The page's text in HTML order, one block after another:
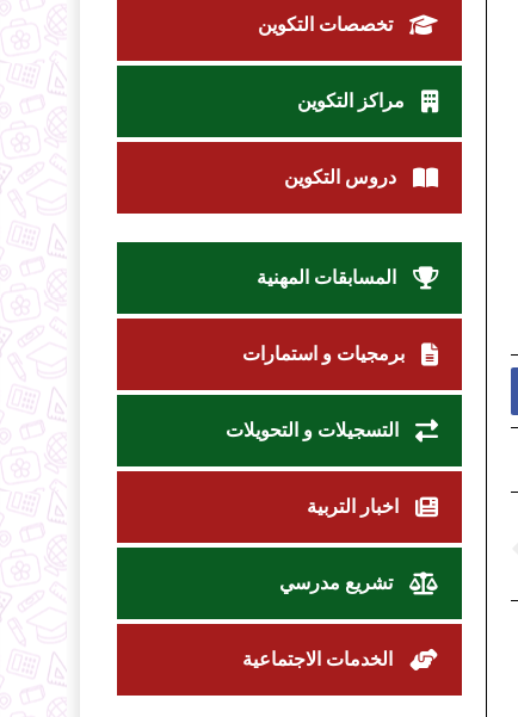
تخصصات التكوين
مراكز التكوين
دروس التكوين
المسابقات المهنية
برمجيات و استمارات
التسجيلات و التحويلات
اخبار التربية
تشريع مدرسي
الخدمات الاجتماعية